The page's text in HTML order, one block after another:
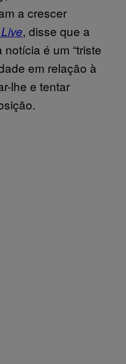
a crescer
, disse que a
é um “triste
em relação à
lhe e tentar